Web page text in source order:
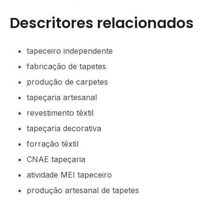
Descritores relacionados
tapeceiro independente
fabricação de tapetes
produção de carpetes
tapeçaria artesanal
revestimento têxtil
tapeçaria decorativa
forração têxtil
CNAE tapeçaria
atividade MEI tapeceiro
produção artesanal de tapetes